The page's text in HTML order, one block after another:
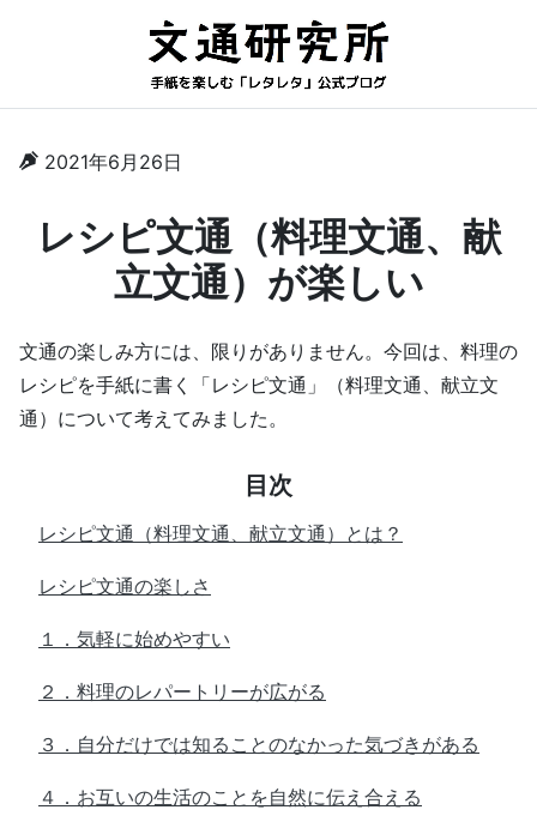
2021年6月26日
レシピ文通（料理文通、献
立文通）が楽しい
文通の楽しみ方には、限りがありません。今回は、料理の
レシピを手紙に書く「レシピ文通」（料理文通、献立文
通）について考えてみました。
目次
レシピ文通（料理文通、献立文通）とは？
レシピ文通の楽しさ
１．気軽に始めやすい
２．料理のレパートリーが広がる
３．自分だけでは知ることのなかった気づきがある
４．お互いの生活のことを自然に伝え合える